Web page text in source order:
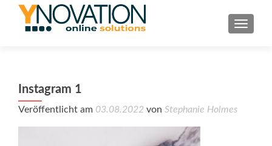
Instagram 1
Veröffentlicht am 03.08.2022 von Stephanie Holmes